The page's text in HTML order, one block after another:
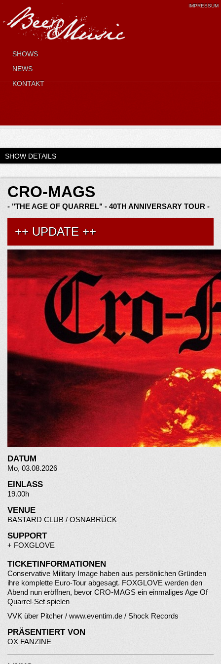
SHOWS
NEWS
KONTAKT
IMPRESSUM
SHOW DETAILS
CRO-MAGS
- "THE AGE OF QUARREL" - 40TH ANNIVERSARY TOUR -
++ UPDATE ++
DATUM
Mo, 03.08.2026
EINLASS
19.00h
VENUE
BASTARD CLUB / OSNABRÜCK
SUPPORT
+ FOXGLOVE
TICKETINFORMATIONEN
Conservative Military Image haben aus persönlichen Gründen
ihre komplette Euro-Tour abgesagt. FOXGLOVE werden den
Abend nun eröffnen, bevor CRO-MAGS ein einmaliges Age Of
Quarrel-Set spielen
VVK über Pitcher /www.eventim.de / Shock Records
PRÄSENTIERT VON
OX FANZINE